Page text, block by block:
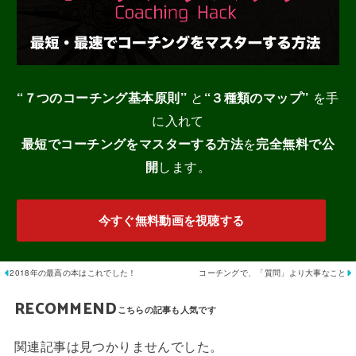
“７つのコーチング基本原則”と “３種類のマップ” を手
に入れて
最短でコーチングをマスターする方法を完全無料で公
開します。
今すぐ無料動画を視聴する
2018年の最高の本はこれでした！ コーチングで、「質問」より大事なこと
RECOMMEND
関連記事は見つかりませんでした。